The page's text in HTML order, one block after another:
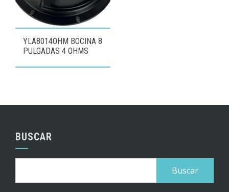
YLA8014OHM BOCINA 8
PULGADAS 4 OHMS
BUSCAR